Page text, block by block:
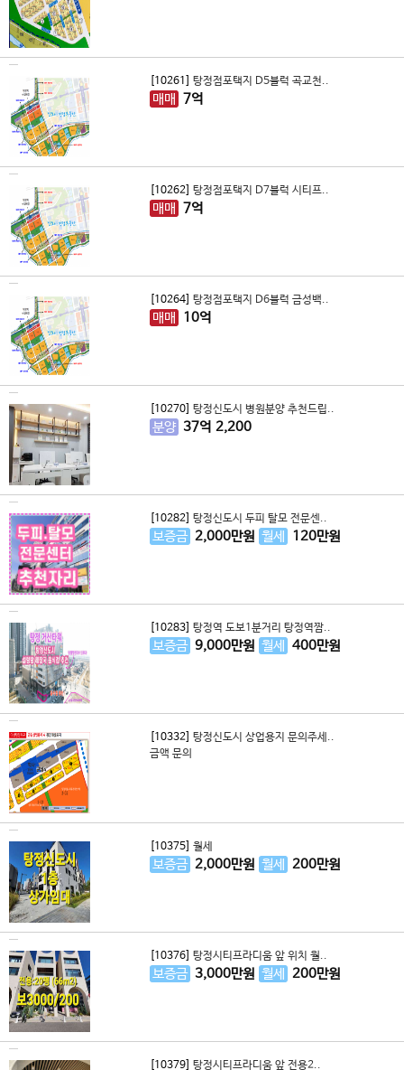
[10261] 탕정점포택지 D5블럭 곡교천..
매매 7억
[10262] 탕정점포택지 D7블럭 시티프..
매매 7억
[10264] 탕정점포택지 D6블럭 금성백..
매매 10억
[10270] 탕정신도시 병원분양 추천드립..
분양 37억 2,200
[10282] 탕정신도시 두피 탈모 전문센..
보증금 2,000만원 월세 120만원
[10283] 탕정역 도보1분거리 탕정역짬..
보증금 9,000만원 월세 400만원
[10332] 탕정신도시 상업용지 문의주세..
금액 문의
[10375] 월세
보증금 2,000만원 월세 200만원
[10376] 탕정시티프라디움 앞 위치 월..
보증금 3,000만원 월세 200만원
[10379] 탕정시티프라디움 앞 전용2..